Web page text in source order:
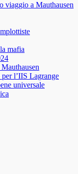
viaggio a Mauthausen
mafia
l’IIS Lagrange
universale